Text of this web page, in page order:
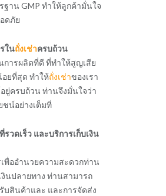
ฐาน GMP ทำให้ลูกค้ามั่นใจ
ดภัย
ในถั่งเช่าครบถ้วน
การผลิตที่ดี ที่ทำให้สูญเสีย
ยที่สุด ทำให้ถั่งเช่าของเรา
ยู่ครบถ้วน ท่านจึงมั่นใจว่า
ชน์อย่างเต็มที่
รวดเร็ว และบริการเก็บเงิน
เพื่ออำนวยความสะดวกท่าน
งินปลายทาง ท่านสามารถ
รับสินค้าและ และการจัดส่ง